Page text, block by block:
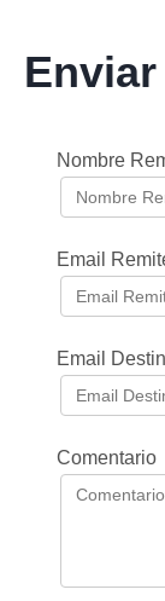
Nombre
Email
Email
Comentario